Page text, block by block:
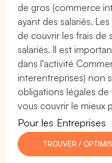
de gros (commerce
ayant des salariés.
de couvrir les frais de
salariés. Il est
dans l'activité
interentreprises) non
obligations légales
vous couvrir le mieux
Pour les Entreprises
TROUVER /